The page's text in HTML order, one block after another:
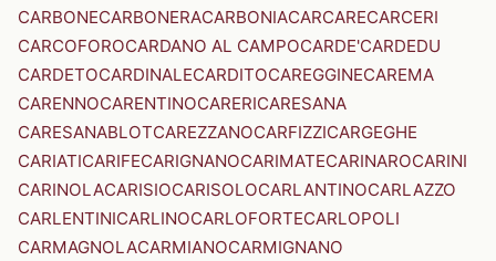
CARBONECARBONERACARBONIACARCARECARCERI
CARCOFOROCARDANO AL CAMPOCARDE'CARDEDU
CARDETOCARDINALECARDITOCAREGGINECAREMA
CARENNOCARENTINOCARERICARESANA
CARESANABLOTCAREZZANOCARFIZZICARGEGHE
CARIATICARIFECARIGNANOCARIMATECARINAROCARINI
CARINOLACARISIOCARISOLOCARLANTINOCARLAZZO
CARLENTINICARLINOCARLOFORTECARLOPOLI
CARMAGNOLACARMIANOCARMIGNANO